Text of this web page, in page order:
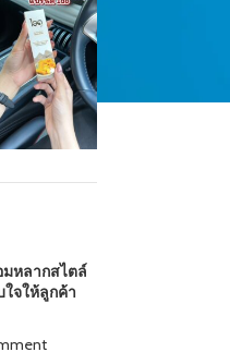
มหลากสไตล์
จให้ลูกค้า